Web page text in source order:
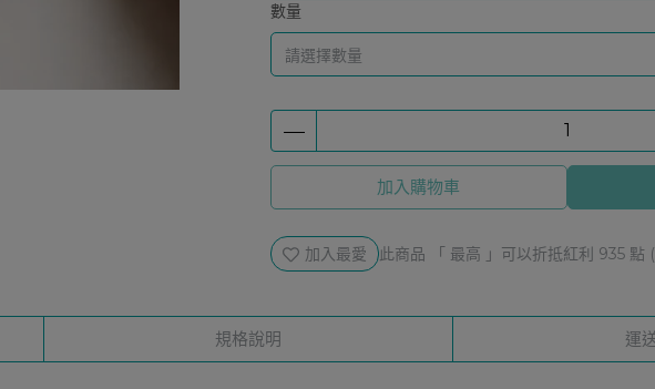
數量
加入購物車
加入最愛 此商品 「 最高 」可以折抵紅利 935 點
規格說明 運